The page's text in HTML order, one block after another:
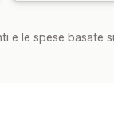
e le spese basate